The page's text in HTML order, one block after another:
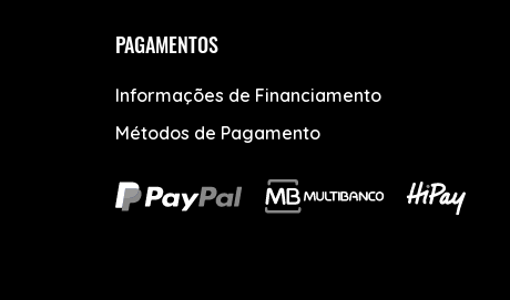
PAGAMENTOS
Informações de Financiamento
Métodos de Pagamento